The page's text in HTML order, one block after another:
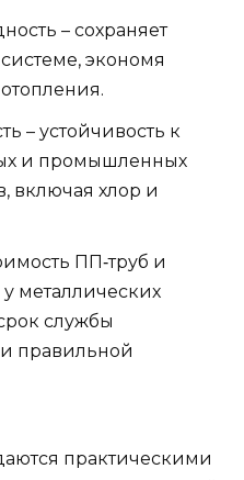
– сохраняет
экономя
– устойчивость к
и промышленных
включая хлор и
ПП‑труб и
металлических
службы
правильной
практическими